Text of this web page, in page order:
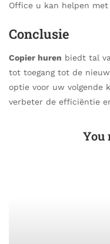
Office u kan helpen
Conclusie
Copier huren biedt tal
tot toegang tot de
optie voor uw volgende
verbeter de efficiëntie
You